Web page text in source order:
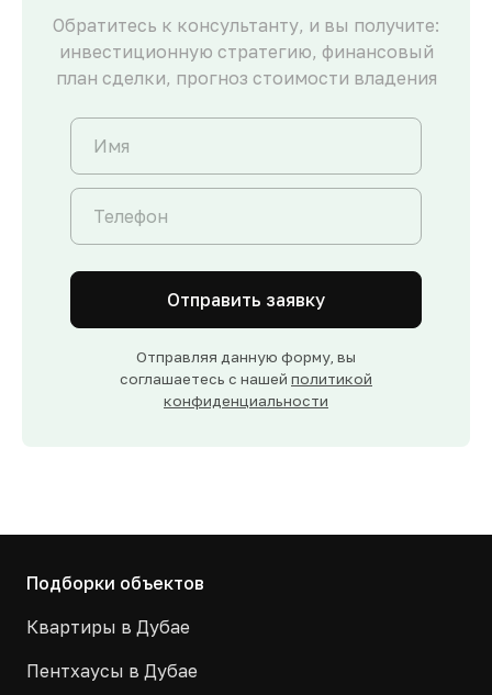
Обратитесь к консультанту, и вы получите:
инвестиционную стратегию, финансовый
план сделки, прогноз стоимости владения
Отправить заявку
Отправляя данную форму, вы
соглашаетесь с нашей политикой
конфиденциальности
Подборки объектов
Квартиры в Дубае
Пентхаусы в Дубае